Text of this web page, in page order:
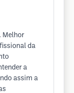
Melhor
da
a
assim a